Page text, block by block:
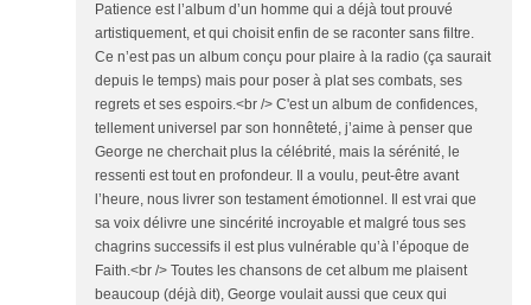
Patience est l’album d’un homme qui a déjà tout prouvé
artistiquement, et qui choisit enfin de se raconter sans filtre.
Ce n’est pas un album conçu pour plaire à la radio (ça saurait
depuis le temps) mais pour poser à plat ses combats, ses
regrets et ses espoirs.<br /> C'est un album de confidences,
tellement universel par son honnêteté, j’aime à penser que
George ne cherchait plus la célébrité, mais la sérénité, le
ressenti est tout en profondeur. Il a voulu, peut-être avant
l’heure, nous livrer son testament émotionnel. Il est vrai que
sa voix délivre une sincérité incroyable et malgré tous ses
chagrins successifs il est plus vulnérable qu’à l’époque de
Faith.<br /> Toutes les chansons de cet album me plaisent
beaucoup (déjà dit), George voulait aussi que ceux qui